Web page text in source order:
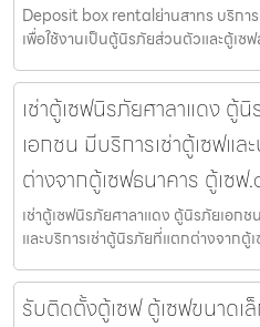
Deposit box rentalย่านสาทร บริกา
เพื่อใช้งานเป็นตู้นิรภัยส่วนตัวและตู้เซ
เช่าตู้เซฟนิรภัยศาลาแดง ตู้
เอกชน มีบริการเช่าตู้เซฟแ
ต่างจากตู้เซฟธนาคาร ตู้เซฟ
เช่าตู้เซฟนิรภัยศาลาแดง ตู้นิรภัยเอกช
และบริการเช่าตู้นิรภัยที่แตกต่างจากตู้
รับติดตั้งตู้เซฟ ตู้เซฟขนาดเ